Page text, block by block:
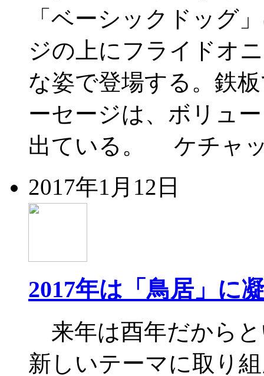
「ベーシックドッグ
ジの上にフライドオ
な姿で登場する。鉄
ーセージは、ボリュ
出ている。 ケチャ
2017年1月12日
2017年は「鳥居」に
来年は酉年だから
新しいテーマに取り